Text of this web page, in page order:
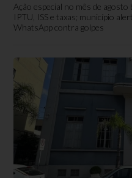
Ação especial no mês de
IPTU, ISS e taxas; município
WhatsApp contra golpes